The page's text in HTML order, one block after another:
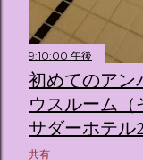
9:10:00 午後
初めてのアン
ウスルーム
サダーホテル
共有